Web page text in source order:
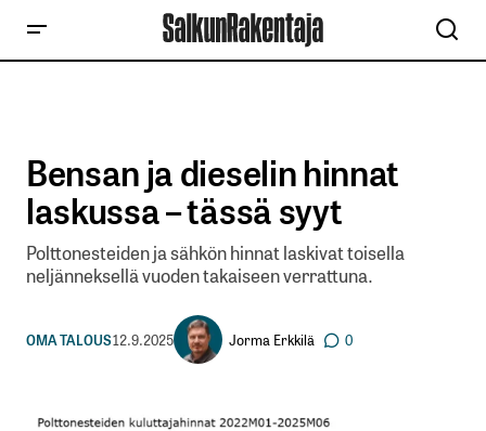
Bensan ja dieselin hinnat
laskussa – tässä syyt
Polttonesteiden ja sähkön hinnat laskivat toisella
neljänneksellä vuoden takaiseen verrattuna.
OMA TALOUS12.9.2025 Jorma Erkkilä 0